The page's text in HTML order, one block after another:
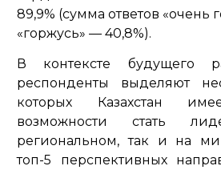
89,9% (сумма ответов «очень
«горжусь» — 40,8%).
В контексте будущего
респонденты выделяют
которых Казахстан
возможности стать
региональном, так и на
топ-5 перспективных